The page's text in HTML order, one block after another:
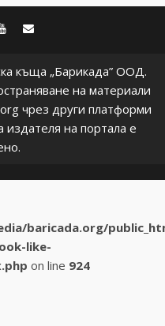
къща „Барикада” ООД.
на материали
чрез други платформи
на портала е
baricada.org/
like-
on line 924